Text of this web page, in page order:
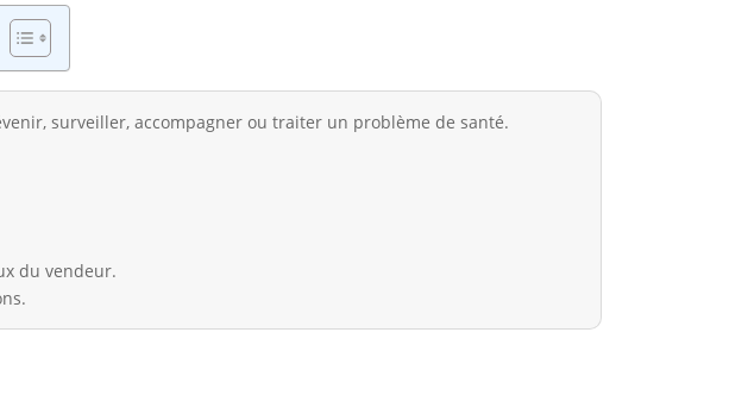
surveiller, accompagner ou traiter un problème de santé.
du vendeur.